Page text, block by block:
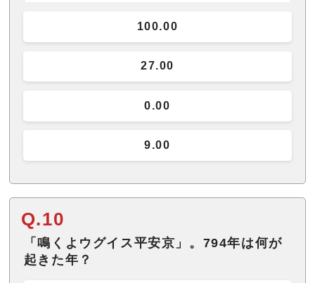
100.00
27.00
0.00
9.00
Q.10
「鳴くよウグイス平安京」。794年は何が
起きた年？